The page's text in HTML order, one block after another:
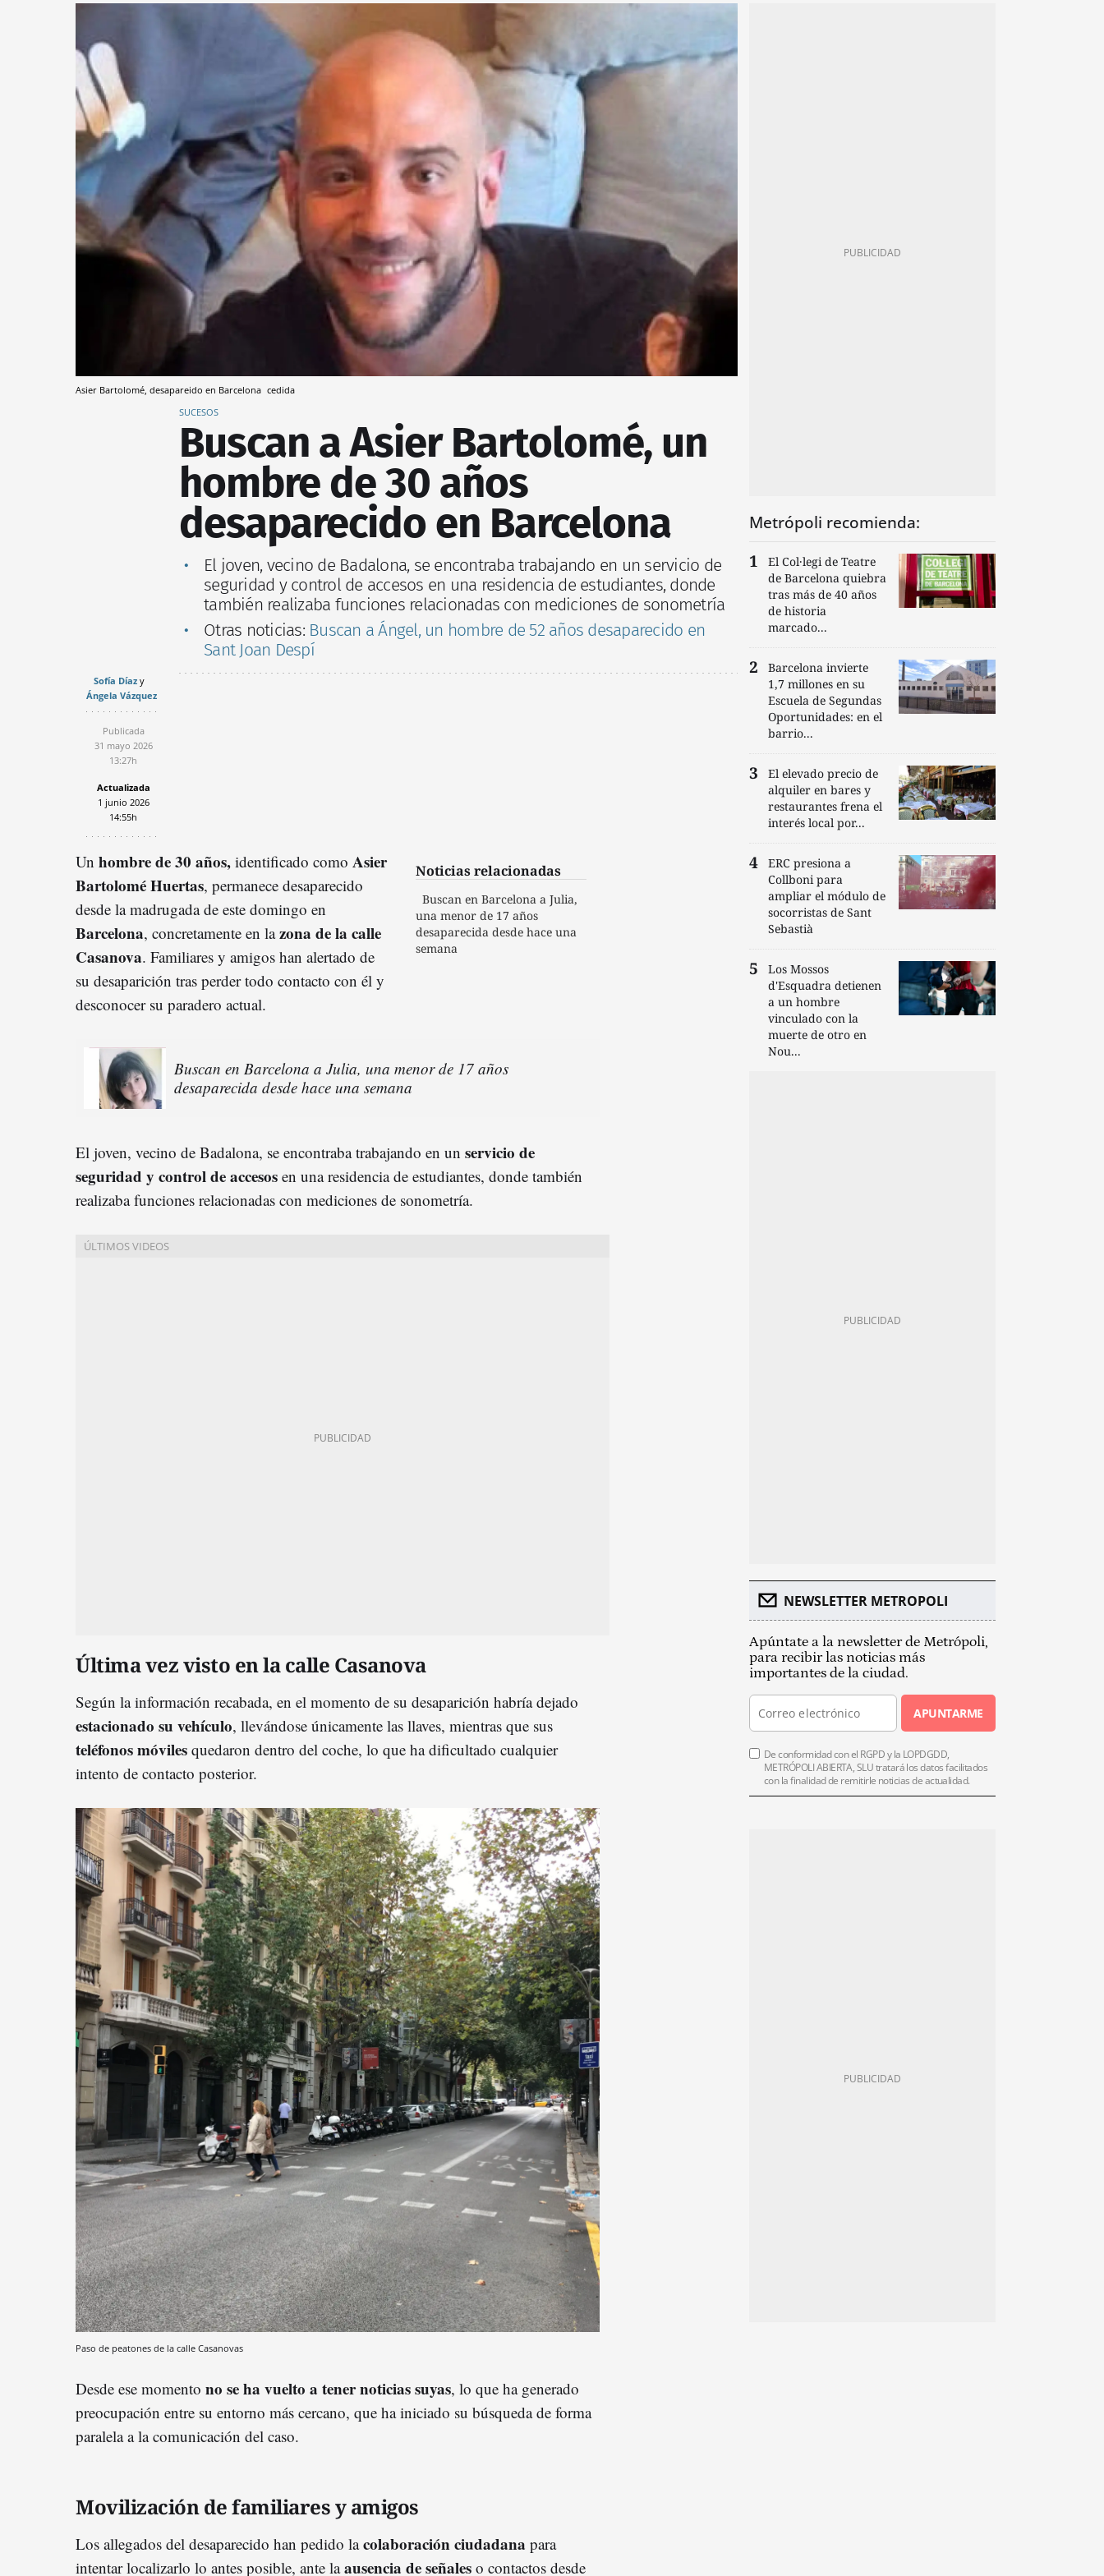
Asier Bartolomé, desapareido en Barcelona cedida
SUCESOS
Buscan a Asier Bartolomé, un
hombre de 30 años
desaparecido en Barcelona
El joven, vecino de Badalona, se encontraba trabajando en un servicio de
seguridad y control de accesos en una residencia de estudiantes, donde
también realizaba funciones relacionadas con mediciones de sonometría
Otras noticias: Buscan a Ángel, un hombre de 52 años desaparecido en
Sant Joan Despí
Sofía Díaz
Ángela Vázquez
Publicada
31 mayo 2026
13:27h
Actualizada
1 junio 2026
14:55h
Noticias relacionadas
Buscan en Barcelona a Julia,
una menor de 17 años
desaparecida desde hace una
semana
Un hombre de 30 años, identificado como Asier
Bartolomé Huertas, permanece desaparecido
desde la madrugada de este domingo en
Barcelona, concretamente en lazona de la calle
Casanova. Familiares y amigos han alertado de
su desaparición tras perder todo contacto con él y
desconocer su paradero actual.
Buscan en Barcelona a Julia, una menor de 17 años
desaparecida desde hace una semana
El joven, vecino de Badalona, se encontraba trabajando en un servicio de
seguridad y control de accesos en una residencia de estudiantes, donde también
realizaba funciones relacionadas con mediciones de sonometría.
Última vez visto en la calle Casanova
Según la información recabada, en el momento de su desaparición habría dejado
estacionado su vehículo, llevándose únicamente las llaves, mientras que sus
teléfonos móviles quedaron dentro del coche, lo que ha dificultado cualquier
intento de contacto posterior.
Paso de peatones de la calle Casanovas
Desde ese momento no se ha vuelto a tener noticias suyas, lo que ha generado
preocupación entre su entorno más cercano, que ha iniciado su búsqueda de forma
paralela a la comunicación del caso.
Movilización de familiares y amigos
Los allegados del desaparecido han pedido lacolaboración ciudadana para
intentar localizarlo lo antes posible, ante laausencia de señales o contactos desde
Metrópoli recomienda:
El Col·legi de Teatre
de Barcelona quiebra
tras más de 40 años
de historia
marcado...
Barcelona invierte
1,7 millones en su
Escuela de Segundas
Oportunidades: en el
barrio...
El elevado precio de
alquiler en bares y
restaurantes frena el
interés local por...
ERC presiona a
Collboni para
ampliar el módulo de
socorristas de Sant
Sebastià
Los Mossos
d'Esquadra detienen
a un hombre
vinculado con la
muerte de otro en
Nou...
NEWSLETTER METROPOLI
Apúntate a la newsletter de Metrópoli,
para recibir las noticias más
importantes de la ciudad.
APUNTARME
De conformidad con el RGPD y la LOPDGDD,
METRÓPOLI ABIERTA, SLU tratará los datos facilitados
con la finalidad de remitirle noticias de actualidad.